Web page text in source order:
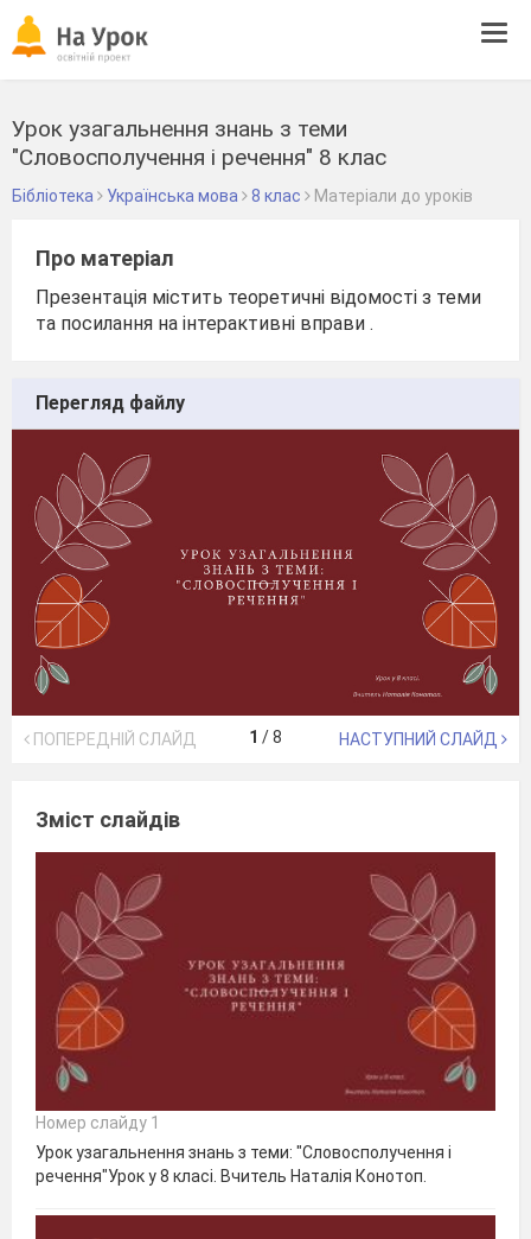
Урок узагальнення знань з теми
"Словосполучення і речення" 8 клас
Бібліотека Українська мова 8 клас Матеріали до уроків
Про матеріал
Презентація містить теоретичні відомості з теми
та посилання на інтерактивні вправи .
Перегляд файлу
ПОПЕРЕДНІЙ СЛАЙД 1 /8 НАСТУПНИЙ СЛАЙД
Зміст слайдів
Номер слайду 1
Урок узагальнення знань з теми: "Словосполучення і
речення"Урок у 8 класі. Вчитель Наталія Конотоп.